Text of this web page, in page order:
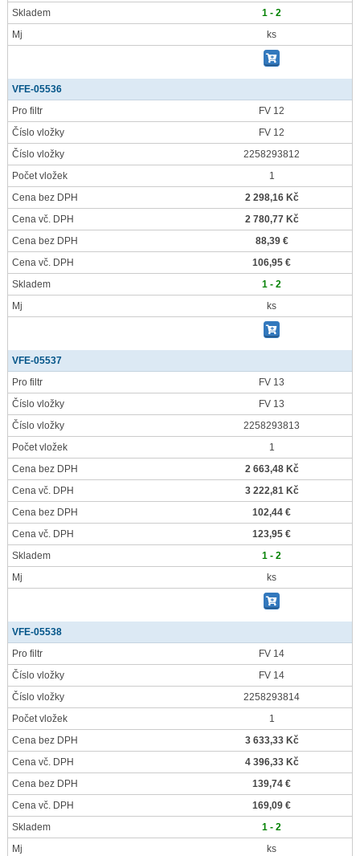
Skladem
1 - 2
Mj
ks
VFE-05536
Pro filtr
FV 12
Číslo vložky
FV 12
Číslo vložky
2258293812
Počet vložek
1
Cena bez DPH
2 298,16 Kč
Cena vč. DPH
2 780,77 Kč
Cena bez DPH
88,39 €
Cena vč. DPH
106,95 €
Skladem
1 - 2
Mj
ks
VFE-05537
Pro filtr
FV 13
Číslo vložky
FV 13
Číslo vložky
2258293813
Počet vložek
1
Cena bez DPH
2 663,48 Kč
Cena vč. DPH
3 222,81 Kč
Cena bez DPH
102,44 €
Cena vč. DPH
123,95 €
Skladem
1 - 2
Mj
ks
VFE-05538
Pro filtr
FV 14
Číslo vložky
FV 14
Číslo vložky
2258293814
Počet vložek
1
Cena bez DPH
3 633,33 Kč
Cena vč. DPH
4 396,33 Kč
Cena bez DPH
139,74 €
Cena vč. DPH
169,09 €
Skladem
1 - 2
Mj
ks